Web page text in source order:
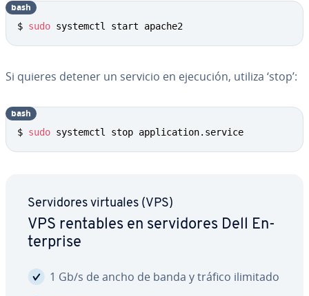
$ sudo systemctl start apache2
bash
Si quieres detener un servicio en ejecución, utiliza ‘stop’:
$ sudo systemctl stop application.service
bash
Se­r­vi­do­res virtuales (VPS)
VPS rentables en se­r­vi­do­res Dell En­
te­r­pri­se
1 Gb/s de ancho de banda y tráfico ilimitado